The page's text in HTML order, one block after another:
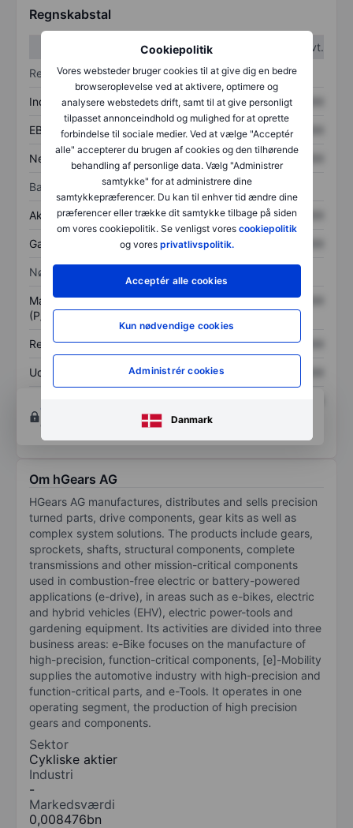
Cookiepolitik
Vores websteder bruger cookies til at give dig en bedre
browseroplevelse ved at aktivere, optimere og
analysere webstedets drift, samt til at give personligt
tilpasset annonceindhold og mulighed for at oprette
forbindelse til sociale medier. Ved at vælge "Acceptér
alle" accepterer du brugen af cookies og den tilhørende
behandling af personlige data. Vælg "Administrer
samtykke" for at administrere dine
samtykkepræferencer. Du kan til enhver tid ændre dine
præferencer eller trække dit samtykke tilbage på siden
om vores cookiepolitik. Se venligst vores cookiepolitik
og vores privatlivspolitik.
Acceptér alle cookies
Kun nødvendige cookies
Administrér cookies
Danmark
Regnskabstal
1. kvt.
2. kvt.
Resultatopgørelse
Indtægter XXXXXXX XXXXXXX
EBITDA XXXXXXX XXXXXXX
Nettoresultat XXXXXXX
Balance
Aktiver i alt XXXXXXX XXXXXXX
Gæld XXXXXXX
Nøgletal
Markedsværdi/omsætning
(P/S)
XXXXXXX XXXXXXX
Resultat pr. aktie (EPS) XXXXXXX XXXXXXX
Udbytte pr. aktie XXXXXXX
Opret konto
og analyse værktøjer.
Om hGears AG
HGears AG manufactures, distributes and sells precision
turned parts, drive components, gear kits as well as
complex system solutions. The products include gears,
sprockets, shafts, structural components, complete
transmissions and other mission-critical components
used in combustion-free electric or battery-powered
applications (e-drive), in areas such as e-bikes, electric
and hybrid vehicles (EHV), electric power-tools and
gardening equipment. Its activities are divided into three
business areas: e-Bike focuses on the manufacture of
high-precision, function-critical components, [e]-Mobility
supplies the automotive industry with high-precision and
function-critical parts, and e-Tools. It operates in one
operating segment, the production of high precision
gears and components.
Sektor
Cykliske aktier
Industri
-
Markedsværdi
0,008476bn